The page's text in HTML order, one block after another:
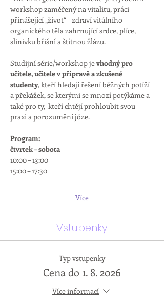
workshop zaměřený na vitalitu, práci
přinášející „život“ - zdraví vitálního
organického těla zahrnující srdce, plíce,
slinivku břišní a štítnou žlázu.
Studijní série/workshop je vhodný pro
učitele, učitele v přípravě a zkušené
studenty, kteří hledají řešení běžných potíží
a překážek, se kterými se mnozí potýkáme a
také pro ty,  kteří chtějí prohloubit svou
praxi a porozumění józe.
Program:
čtvrtek – sobota
10:00 – 13:00
15:00 – 17:30
Více
Vstupenky
Typ vstupenky
Cena do 1. 8. 2026
Více informací